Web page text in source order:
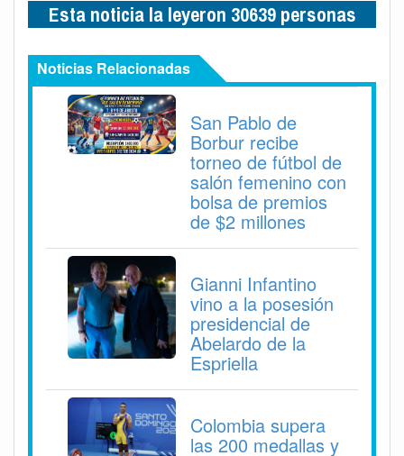
Esta noticia la leyeron 30639 personas
Noticias Relacionadas
San Pablo de
Borbur recibe
torneo de fútbol de
salón femenino con
bolsa de premios
de $2 millones
Gianni Infantino
vino a la posesión
presidencial de
Abelardo de la
Espriella
Colombia supera
las 200 medallas y